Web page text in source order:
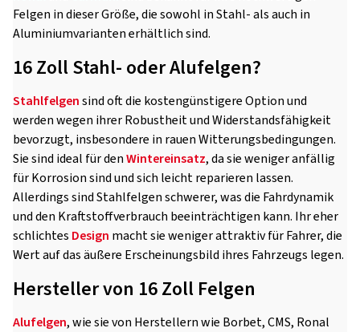
Felgen in dieser Größe, die sowohl in Stahl- als auch in
Aluminiumvarianten erhältlich sind.
16 Zoll Stahl- oder Alufelgen?
Stahlfelgensind oft die kostengünstigere Option und
werden wegen ihrer Robustheit und Widerstandsfähigkeit
bevorzugt, insbesondere in rauen Witterungsbedingungen.
Sie sind ideal für denWintereinsatz, da sie weniger anfällig
für Korrosion sind und sich leicht reparieren lassen.
Allerdings sind Stahlfelgen schwerer, was die Fahrdynamik
und den Kraftstoffverbrauch beeinträchtigen kann. Ihr eher
schlichtes Design macht sie weniger attraktiv für Fahrer, die
Wert auf das äußere Erscheinungsbild ihres Fahrzeugs legen.
Hersteller von 16 Zoll Felgen
Alufelgen, wie sie von Herstellern wie Borbet, CMS, Ronal